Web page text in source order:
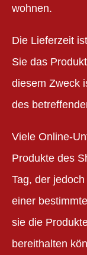
wohnen.
Die Lieferzeit
Sie das
diesem Zweck
des
Viele Online-
Produkte des
Tag, der
einer
sie die
bereithalten